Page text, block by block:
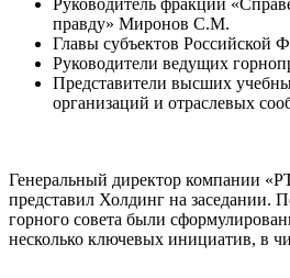
правду» Миронов С.М.
Главы субъектов Российской
Руководители ведущих
Представители высших
организаций и отраслевых
Генеральный директор компании
представил Холдинг на заседании.
горного совета были
несколько ключевых инициатив, в